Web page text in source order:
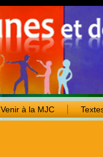
Venir à la MJC